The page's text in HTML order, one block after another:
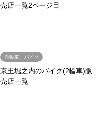
売店一覧2ページ目
自動車、バイク
京王堀之内のバイク(2輪車)販
売店一覧